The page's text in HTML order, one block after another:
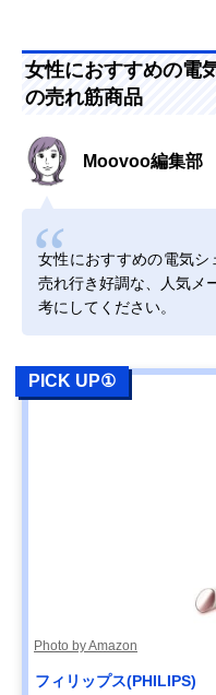
女性におすすめの電
の売れ筋商品
Moovoo編集部
女性におすすめの電気
売れ行き好調な、人気メ
考にしてください。
PICK UP①
Photo by Amazon
フィリップス(PHILIPS)